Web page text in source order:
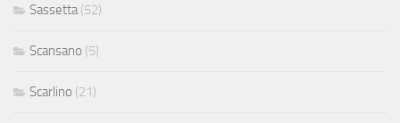
Sassetta (52)
Scansano (5)
Scarlino (21)